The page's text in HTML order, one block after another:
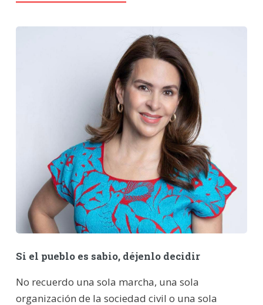
Si el pueblo es sabio, déjenlo decidir
No recuerdo una sola marcha, una sola
organización de la sociedad civil o una sola